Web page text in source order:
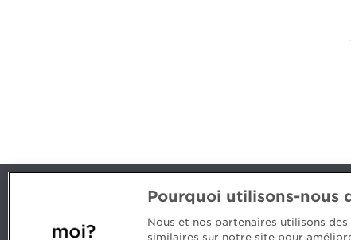
Nous joindre
Pourquoi utilisons-nous
Nous et nos partenaires utilisons
similaires sur notre site pour